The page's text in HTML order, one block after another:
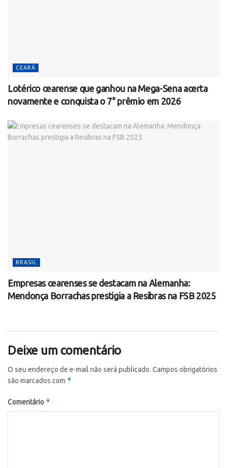
CEARÁ
Lotérico cearense que ganhou na Mega-Sena acerta
novamente e conquista o 7° prêmio em 2026
BRASIL
Empresas cearenses se destacam na Alemanha:
Mendonça Borrachas prestigia a Resibras na FSB 2025
Deixe um comentário
O seu endereço de e-mail não será publicado. Campos obrigatórios
são marcados com *
Comentário *